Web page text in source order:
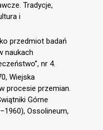
Tradycje,
i
przedmiot badań
naukach
nr 4.
Wiejska
procesie przemian.
Górne
Ossolineum,